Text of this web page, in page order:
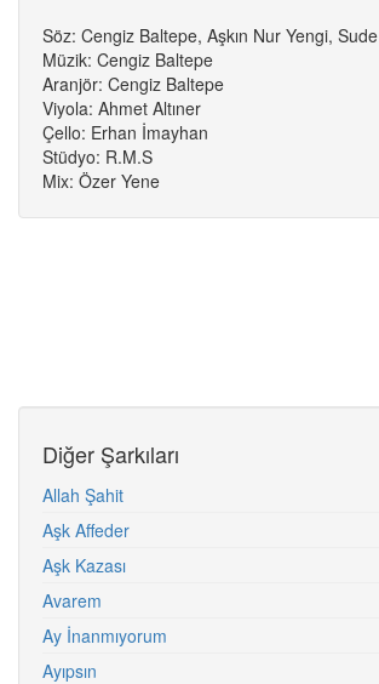
Söz: Cengiz Baltepe, Aşkın Nur Yengi, Sude
Müzik: Cengiz Baltepe
Aranjör: Cengiz Baltepe
Viyola: Ahmet Altıner
Çello: Erhan İmayhan
Stüdyo: R.M.S
Mix: Özer Yene
Diğer Şarkıları
Allah Şahit
Aşk Affeder
Aşk Kazası
Avarem
Ay İnanmıyorum
Ayıpsın